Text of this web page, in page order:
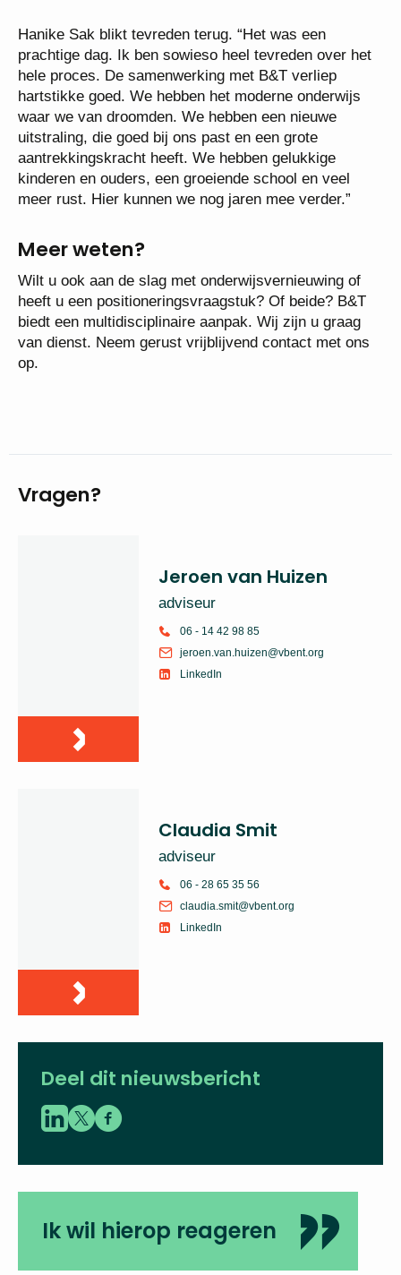
Hanike Sak blikt tevreden terug. “Het was een
prachtige dag. Ik ben sowieso heel tevreden over het
hele proces. De samenwerking met B&T verliep
hartstikke goed. We hebben het moderne onderwijs
waar we van droomden. We hebben een nieuwe
uitstraling, die goed bij ons past en een grote
aantrekkingskracht heeft. We hebben gelukkige
kinderen en ouders, een groeiende school en veel
meer rust. Hier kunnen we nog jaren mee verder.”
Meer weten?
Wilt u ook aan de slag met onderwijsvernieuwing of
heeft u een positioneringsvraagstuk? Of beide? B&T
biedt een multidisciplinaire aanpak. Wij zijn u graag
van dienst. Neem gerust vrijblijvend contact met ons
op.
Vragen?
Jeroen van Huizen
adviseur
06 - 14 42 98 85
jeroen.van.huizen@vbent.org
LinkedIn
Claudia Smit
adviseur
06 - 28 65 35 56
claudia.smit@vbent.org
LinkedIn
Deel dit nieuwsbericht
Ik wil hierop reageren